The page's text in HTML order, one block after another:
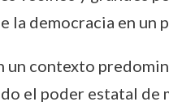
la democracia en
un contexto
el poder estatal